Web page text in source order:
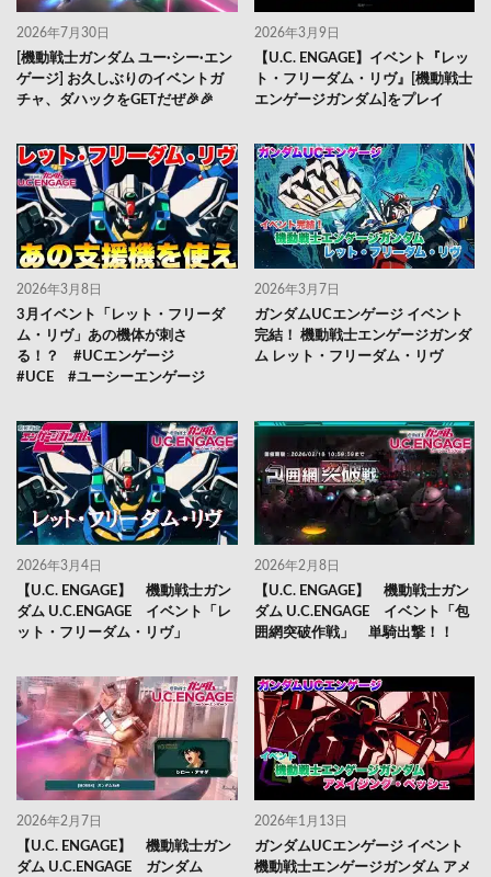
2026年7月30日
[機動戦士ガンダム ユー·シー·エン
ゲージ] お久しぶりのイベントガ
チャ、ダハックをGETだぜ🎉🎉
2026年3月9日
【U.C. ENGAGE】イベント『レッ
ト・フリーダム・リヴ』[機動戦士
エンゲージガンダム]をプレイ
2026年3月8日
3月イベント「レット・フリーダ
ム・リヴ」あの機体が刺さ
る！？ #UCエンゲージ
#UCE #ユーシーエンゲージ
2026年3月7日
ガンダムUCエンゲージ イベント
完結！ 機動戦士エンゲージガンダ
ム レット・フリーダム・リヴ
2026年3月4日
【U.C. ENGAGE】 機動戦士ガン
ダム U.C.ENGAGE イベント「レ
ット・フリーダム・リヴ」
2026年2月8日
【U.C. ENGAGE】 機動戦士ガン
ダム U.C.ENGAGE イベント「包
囲網突破作戦」 単騎出撃！！
2026年2月7日
【U.C. ENGAGE】 機動戦士ガン
ダム U.C.ENGAGE ガンダム
2026年1月13日
ガンダムUCエンゲージ イベント
機動戦士エンゲージガンダム アメ